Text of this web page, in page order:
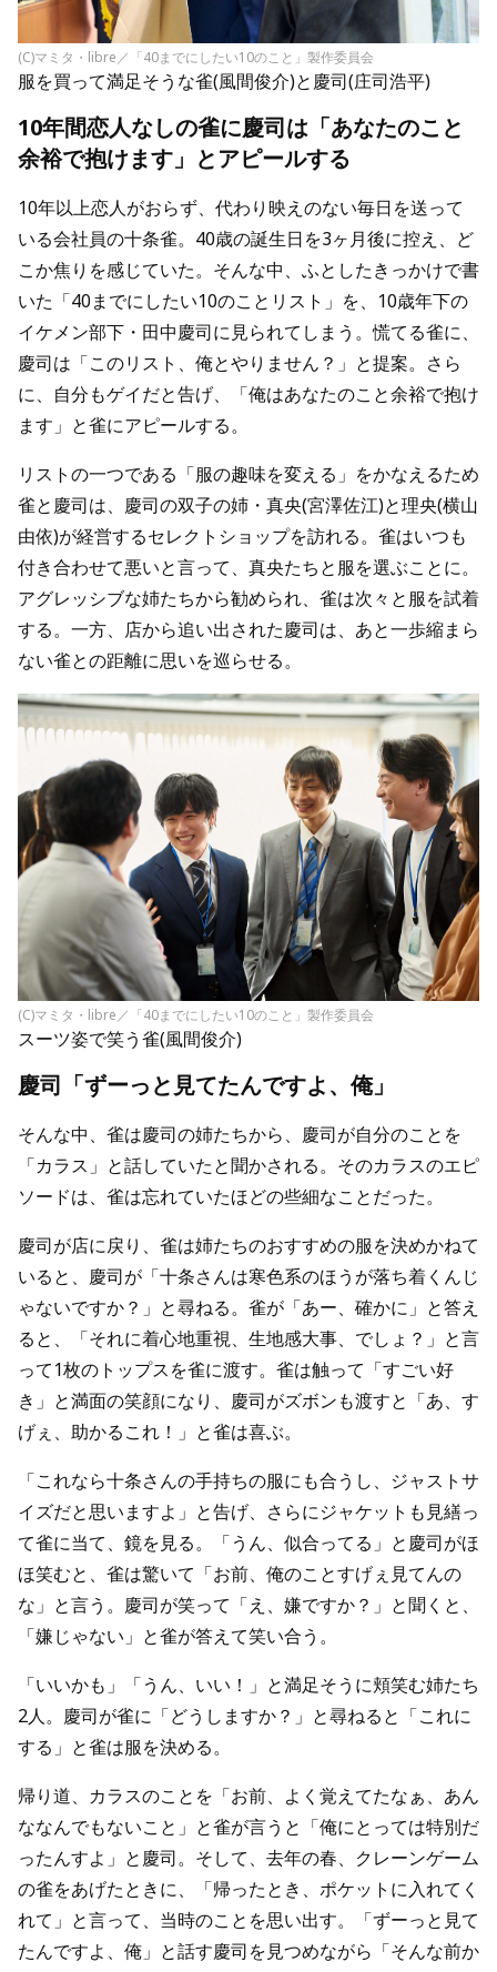
(C)マミタ・libre／「40までにしたい10のこと」製作委員会
服を買って満足そうな雀(風間俊介)と慶司(庄司浩平)
10年間恋人なしの雀に慶司は「あなたのこと
余裕で抱けます」とアピールする
10年以上恋人がおらず、代わり映えのない毎日を送って
いる会社員の十条雀。40歳の誕生日を3ヶ月後に控え、ど
こか焦りを感じていた。そんな中、ふとしたきっかけで書
いた「40までにしたい10のことリスト」を、10歳年下の
イケメン部下・田中慶司に見られてしまう。慌てる雀に、
慶司は「このリスト、俺とやりません？」と提案。さら
に、自分もゲイだと告げ、「俺はあなたのこと余裕で抱け
ます」と雀にアピールする。
リストの一つである「服の趣味を変える」をかなえるため
雀と慶司は、慶司の双子の姉・真央(宮澤佐江)と理央(横山
由依)が経営するセレクトショップを訪れる。雀はいつも
付き合わせて悪いと言って、真央たちと服を選ぶことに。
アグレッシブな姉たちから勧められ、雀は次々と服を試着
する。一方、店から追い出された慶司は、あと一歩縮まら
ない雀との距離に思いを巡らせる。
(C)マミタ・libre／「40までにしたい10のこと」製作委員会
スーツ姿で笑う雀(風間俊介)
慶司「ずーっと見てたんですよ、俺」
そんな中、雀は慶司の姉たちから、慶司が自分のことを
「カラス」と話していたと聞かされる。そのカラスのエピ
ソードは、雀は忘れていたほどの些細なことだった。
慶司が店に戻り、雀は姉たちのおすすめの服を決めかねて
いると、慶司が「十条さんは寒色系のほうが落ち着くんじ
ゃないですか？」と尋ねる。雀が「あー、確かに」と答え
ると、「それに着心地重視、生地感大事、でしょ？」と言
って1枚のトップスを雀に渡す。雀は触って「すごい好
き」と満面の笑顔になり、慶司がズボンも渡すと「あ、す
げぇ、助かるこれ！」と雀は喜ぶ。
「これなら十条さんの手持ちの服にも合うし、ジャストサ
イズだと思いますよ」と告げ、さらにジャケットも見繕っ
て雀に当て、鏡を見る。「うん、似合ってる」と慶司がほ
ほ笑むと、雀は驚いて「お前、俺のことすげぇ見てんの
な」と言う。慶司が笑って「え、嫌ですか？」と聞くと、
「嫌じゃない」と雀が答えて笑い合う。
「いいかも」「うん、いい！」と満足そうに頬笑む姉たち
2人。慶司が雀に「どうしますか？」と尋ねると「これに
する」と雀は服を決める。
帰り道、カラスのことを「お前、よく覚えてたなぁ、あん
ななんでもないこと」と雀が言うと「俺にとっては特別だ
ったんすよ」と慶司。そして、去年の春、クレーンゲーム
の雀をあげたときに、「帰ったとき、ポケットに入れてく
れて」と言って、当時のことを思い出す。「ずーっと見て
たんですよ、俺」と話す慶司を見つめながら「そんな前か